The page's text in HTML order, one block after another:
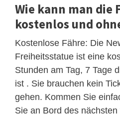
Wie kann man die
kostenlos und
Kostenlose Fähre: Die
Freiheitsstatue ist eine
Stunden am Tag, 7 Tage
ist . Sie brauchen kein
gehen. Kommen Sie
Sie an Bord des